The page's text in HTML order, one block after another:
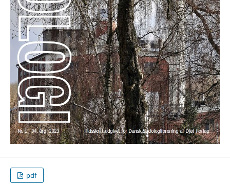
pdf